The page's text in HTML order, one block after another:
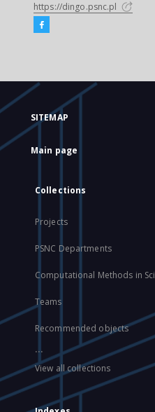
https://dingo.psnc.pl
SITEMAP
Main page
Collections
Projects
PSNC Departments
Computational Methods in
Teams
Recommended objects
...
View all collections